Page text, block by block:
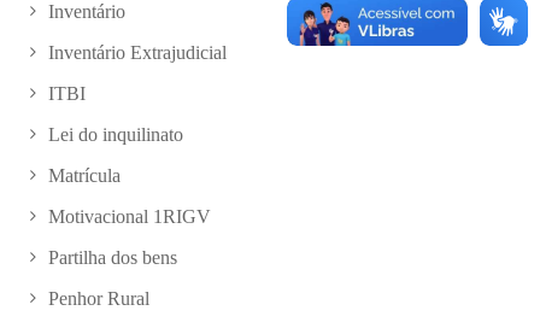
Inventário
Inventário Extrajudicial
ITBI
Lei do inquilinato
Matrícula
Motivacional 1RIGV
Partilha dos bens
Penhor Rural